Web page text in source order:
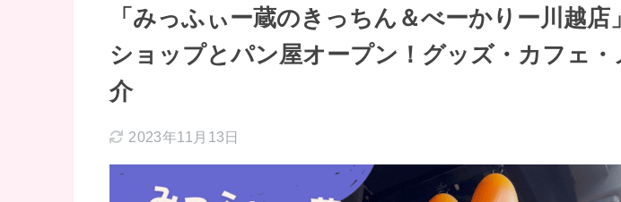
「みっふぃー蔵のきっちん＆べーかりー川越店
ショップとパン屋オープン！グッズ・カフェ・
介
2023年11月13日